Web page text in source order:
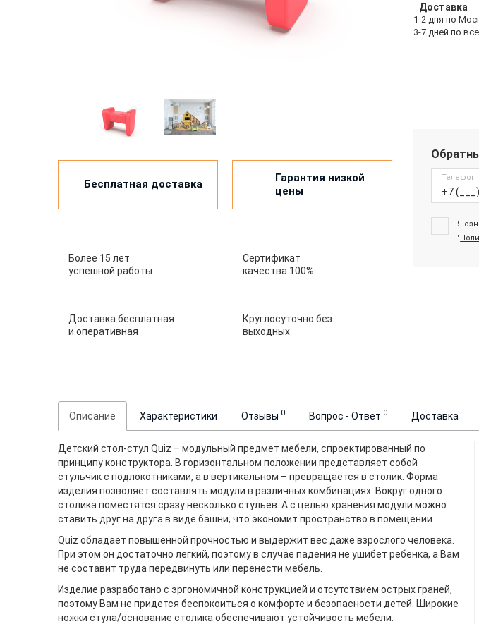
Бесплатная доставка
Гарантия низкой
цены
Более 15 лет
успешной работы
Сертификат
качества 100%
Доставка бесплатная
и оперативная
Круглосуточно без
выходных
Доставка
1-2 дня по
3-7 дней по
Телефон
Я
"
Описание Характеристики Отзывы 0 Вопрос - Ответ 0 Доставка
Детский стол-стул Quiz – модульный предмет мебели, спроектированный по
принципу конструктора. В горизонтальном положении представляет собой
стульчик с подлокотниками, а в вертикальном – превращается в столик. Форма
изделия позволяет составлять модули в различных комбинациях. Вокруг одного
столика поместятся сразу несколько стульев. А с целью хранения модули можно
ставить друг на друга в виде башни, что экономит пространство в помещении.
Quiz обладает повышенной прочностью и выдержит вес даже взрослого человека.
При этом он достаточно легкий, поэтому в случае падения не ушибет ребенка, а Вам
не составит труда передвинуть или перенести мебель.
Изделие разработано с эргономичной конструкцией и отсутствием острых граней,
поэтому Вам не придется беспокоиться о комфорте и безопасности детей. Широкие
ножки стула/основание столика обеспечивают устойчивость мебели.